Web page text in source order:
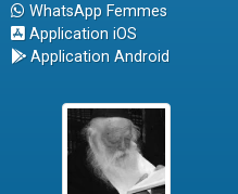
WhatsApp Femmes
Application iOS
Application Android